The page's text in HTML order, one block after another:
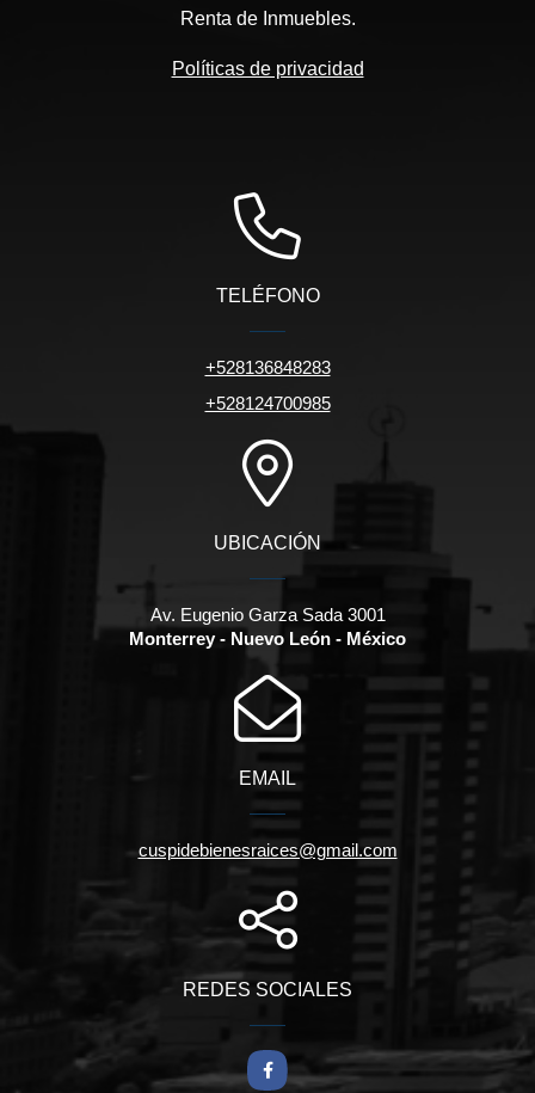
Renta de Inmuebles.
Políticas de privacidad
TELÉFONO
+528136848283
+528124700985
UBICACIÓN
Av. Eugenio Garza Sada 3001
Monterrey - Nuevo León - México
EMAIL
cuspidebienesraices@gmail.com
REDES SOCIALES
Facebook